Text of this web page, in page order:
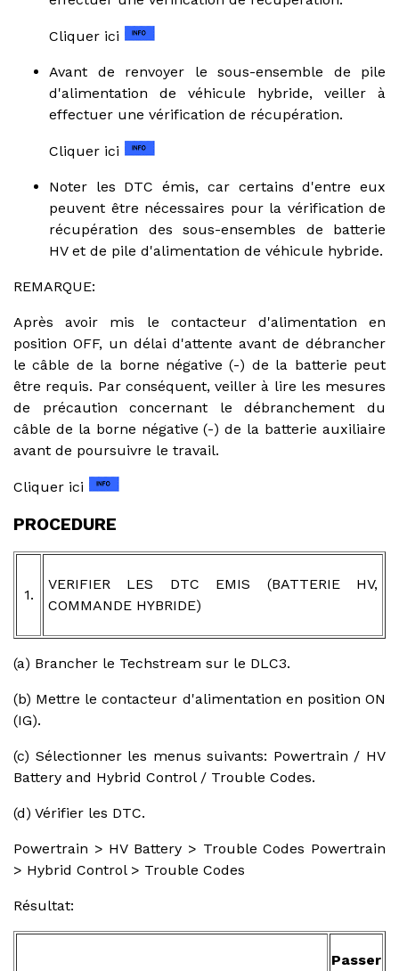
Cliquer ici
Avant de renvoyer le sous-ensemble de pile
d'alimentation de véhicule hybride, veiller à
effectuer une vérification de récupération.
Cliquer ici
Noter les DTC émis, car certains d'entre eux
peuvent être nécessaires pour la vérification de
récupération des sous-ensembles de batterie
HV et de pile d'alimentation de véhicule hybride.
REMARQUE:
Après avoir mis le contacteur d'alimentation en
position OFF, un délai d'attente avant de débrancher
le câble de la borne négative (-) de la batterie peut
être requis. Par conséquent, veiller à lire les mesures
de précaution concernant le débranchement du
câble de la borne négative (-) de la batterie auxiliaire
avant de poursuivre le travail.
Cliquer ici
PROCEDURE
1.
VERIFIER LES DTC EMIS (BATTERIE HV,
COMMANDE HYBRIDE)
(a) Brancher le Techstream sur le DLC3.
(b) Mettre le contacteur d'alimentation en position ON
(IG).
(c) Sélectionner les menus suivants: Powertrain / HV
Battery and Hybrid Control / Trouble Codes.
(d) Vérifier les DTC.
Powertrain > HV Battery > Trouble Codes Powertrain
> Hybrid Control > Trouble Codes
Résultat:
Passer